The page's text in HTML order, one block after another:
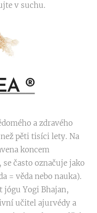
v suchu.
®
a zdravého
pěti tisíci lety. Na
koncem
často označuje jako
= věda nebo nauka).
jógu Yogi Bhajan,
učitel ajurvédy a